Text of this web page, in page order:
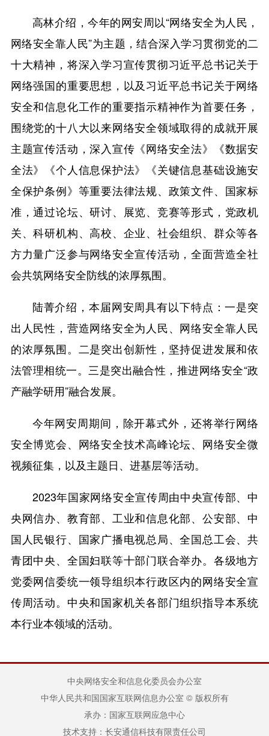
高林介绍，今年的网安周以“网络安全为人民，
网络安全靠人民”为主题，结合深入学习贯彻党的二
十大精神，将深入学习宣传贯彻习近平总书记关于
网络强国的重要思想，以及习近平总书记关于网络
安全和信息化工作的重要指示精神作为首要任务，
围绕党的十八大以来网络安全领域取得的成就开展
主题宣传活动，深入宣传《网络安全法》《数据安
全法》《个人信息保护法》《关键信息基础设施安
全保护条例》等重要法律法规、政策文件、国家标
准，通过论坛、研讨、展览、竞赛等形式，党政机
关、科研机构、高校、企业、社会组织、群众等各
方力量广泛参与网络安全宣传活动，全面营造全社
会共筑网络安全防线的浓厚氛围。
陆菁介绍，本届网安周具有以下特点：一是突
出人民性，营造网络安全为人民、网络安全靠人民
的浓厚氛围。二是突出创新性，坚持促进发展和依
法管理相统一。三是突出融合性，推进网络安全“政
产融学研用”融合发展。
今年网安周期间，除开幕式外，还将举行网络
安全博览会、网络安全技术高峰论坛、网络安全微
视频征集，以及主题日、进基层等活动。
2023年国家网络安全宣传周由中央宣传部、中
央网信办、教育部、工业和信息化部、公安部、中
国人民银行、国家广播电视总局、全国总工会、共
青团中央、全国妇联等十部门联合举办。各级地方
党委网信委统一领导组织本行政区内的网络安全宣
传周活动。中央和国家机关各部门组织指导本系统
本行业本领域的活动。
中央网络安全和信息化委员会办公室
中华人民共和国国家互联网信息办公室 © 版权所有
承办：国家互联网应急中心
技术支持：长安通信科技有限责任公司